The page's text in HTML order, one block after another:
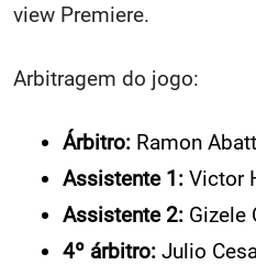
view Premiere.
Arbitragem do jogo:
Árbitro: Ramon
Assistente 1: Victor
Assistente 2: Gizele
4º árbitro: Julio